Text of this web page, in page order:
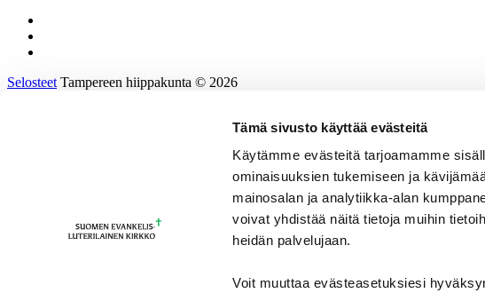
Tämä sivusto käyttää evästeitä
Käytämme evästeitä tarjoamamme
ominaisuuksien tukemiseen ja
mainosalan ja analytiikka-alan
voivat yhdistää näitä tietoja muihin
heidän palvelujaan.
Voit muuttaa evästeasetuksiesi
Selosteet Tampereen hiippakunta © 2026
Kalenteri